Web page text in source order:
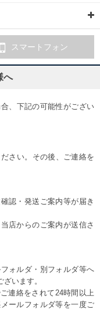
スマートフォン
へ
、下記の可能性がござい
さい。その後、ご連絡を
認・発送ご案内等が届き
店からのご案内が送信さ
ォルダ・別フォルダ等へ
います。
連絡をされて24時間以上
ールフォルダ等を一度ご